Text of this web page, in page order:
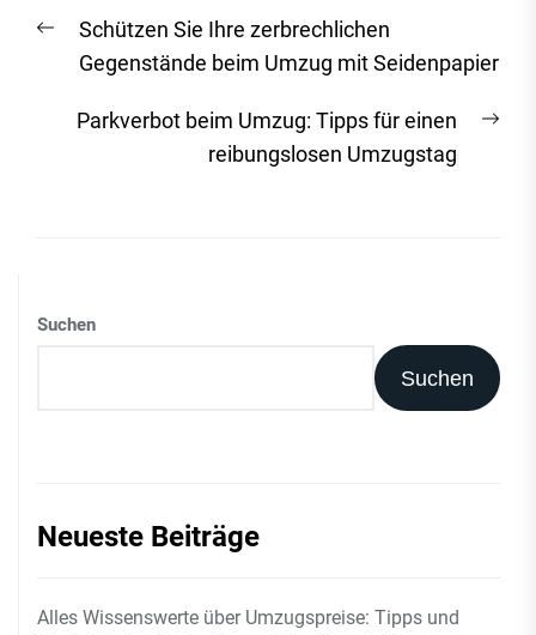
Navigation
Vorheriger
Beitrag:
Schützen Sie Ihre zerbrechlichen
Gegenstände beim Umzug mit Seidenpapier
Parkverbot beim Umzug: Tipps für einen
reibungslosen Umzugstag
Suchen
Suchen
Neueste Beiträge
Alles Wissenswerte über Umzugspreise: Tipps und